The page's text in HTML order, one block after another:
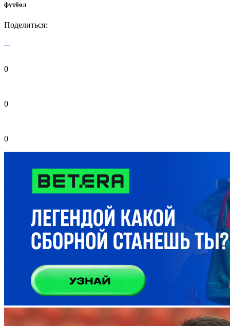
футбол
Поделиться:
0
0
0